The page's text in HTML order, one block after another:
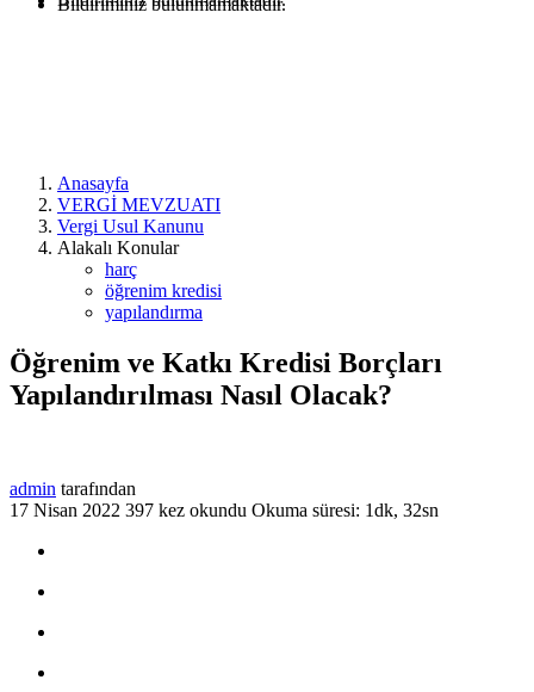
Bildiriminiz bulunmamaktadır.
Anasayfa
VERGİ MEVZUATI
Vergi Usul Kanunu
Alakalı Konular
harç
öğrenim kredisi
yapılandırma
Öğrenim ve Katkı Kredisi Borçları
Yapılandırılması Nasıl Olacak?
admin tarafından
17 Nisan 2022 397 kez okundu Okuma süresi: 1dk, 32sn